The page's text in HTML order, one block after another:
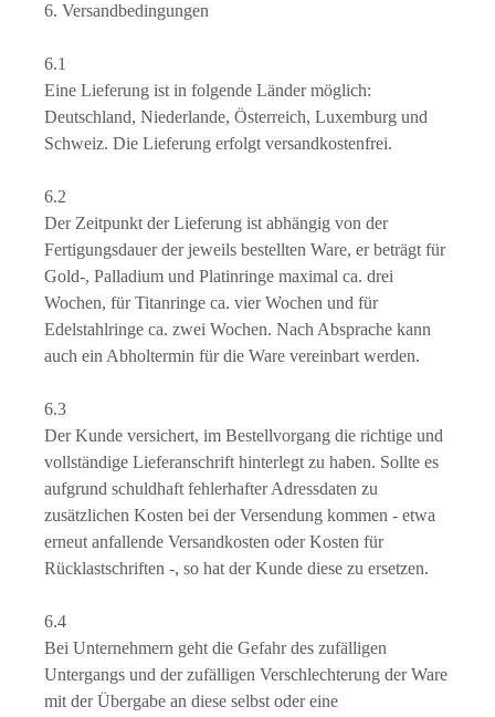
6. Versandbedingungen
6.1
Eine Lieferung ist in folgende Länder möglich:
Deutschland, Niederlande, Österreich, Luxemburg und
Schweiz. Die Lieferung erfolgt versandkostenfrei.
6.2
Der Zeitpunkt der Lieferung ist abhängig von der
Fertigungsdauer der jeweils bestellten Ware, er beträgt für
Gold-, Palladium und Platinringe maximal ca. drei
Wochen, für Titanringe ca. vier Wochen und für
Edelstahlringe ca. zwei Wochen. Nach Absprache kann
auch ein Abholtermin für die Ware vereinbart werden.
6.3
Der Kunde versichert, im Bestellvorgang die richtige und
vollständige Lieferanschrift hinterlegt zu haben. Sollte es
aufgrund schuldhaft fehlerhafter Adressdaten zu
zusätzlichen Kosten bei der Versendung kommen - etwa
erneut anfallende Versandkosten oder Kosten für
Rücklastschriften -, so hat der Kunde diese zu ersetzen.
6.4
Bei Unternehmern geht die Gefahr des zufälligen
Untergangs und der zufälligen Verschlechterung der Ware
mit der Übergabe an diese selbst oder eine